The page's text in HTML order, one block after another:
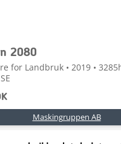
2080
for Landbruk • 2019 •
Maskingruppen AB